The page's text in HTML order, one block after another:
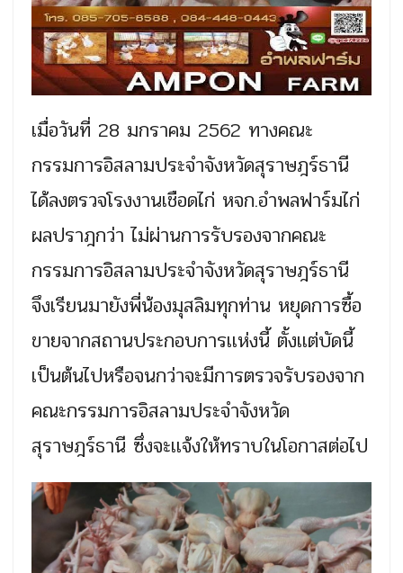
เมื่อวันที่ 28 มกราคม 2562 ทางคณะ
กรรมการอิสลามประจำจังหวัดสุราษฎร์ธานี
ได้ลงตรวจโรงงานเชือดไก่ หจก.อำพลฟาร์มไก่
ผลปราฎกว่า ไม่ผ่านการรับรองจากคณะ
กรรมการอิสลามประจำจังหวัดสุราษฎร์ธานี
จึงเรียนมายังพี่น้องมุสลิมทุกท่าน หยุดการซื้อ
ขายจากสถานประกอบการเเห่งนี้ ตั้งเเต่บัดนี้
เป็นต้นไปหรือจนกว่าจะมีการตรวจรับรองจาก
คณะกรรมการอิสลามประจำจังหวัด
สุราษฎร์ธานี ซึ่งจะเเจ้งให้ทราบในโอกาสต่อไป